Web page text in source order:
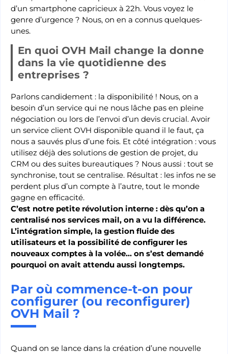
d’un smartphone capricieux à 22h. Vous voyez le
genre d’urgence ? Nous, on en a connus quelques-
unes.
En quoi OVH Mail change la donne
dans la vie quotidienne des
entreprises ?
Parlons candidement : la disponibilité ! Nous, on a
besoin d’un service qui ne nous lâche pas en pleine
négociation ou lors de l’envoi d’un devis crucial. Avoir
un service client OVH disponible quand il le faut, ça
nous a sauvés plus d’une fois. Et côté intégration : vous
utilisez déjà des solutions de gestion de projet, du
CRM ou des suites bureautiques ? Nous aussi : tout se
synchronise, tout se centralise. Résultat : les infos ne se
perdent plus d’un compte à l’autre, tout le monde
gagne en efficacité.
C’est notre petite révolution interne : dès qu’on a
centralisé nos services mail, on a vu la différence.
L’intégration simple, la gestion fluide des
utilisateurs et la possibilité de configurer les
nouveaux comptes à la volée… on s’est demandé
pourquoi on avait attendu aussi longtemps.
Par où commence-t-on pour
configurer (ou reconfigurer)
OVH Mail ?
Quand on se lance dans la création d’une nouvelle